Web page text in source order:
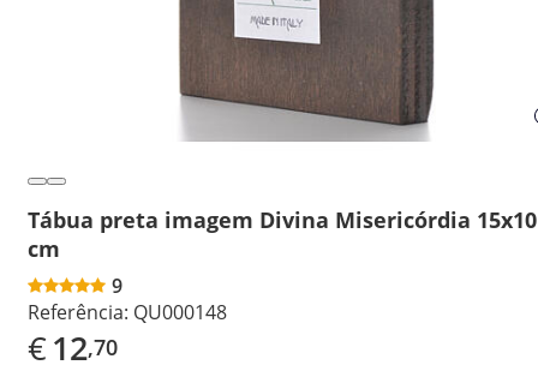
Tábua preta imagem Divina Misericórdia 15x10
cm
9
Referência: QU000148
€12,70